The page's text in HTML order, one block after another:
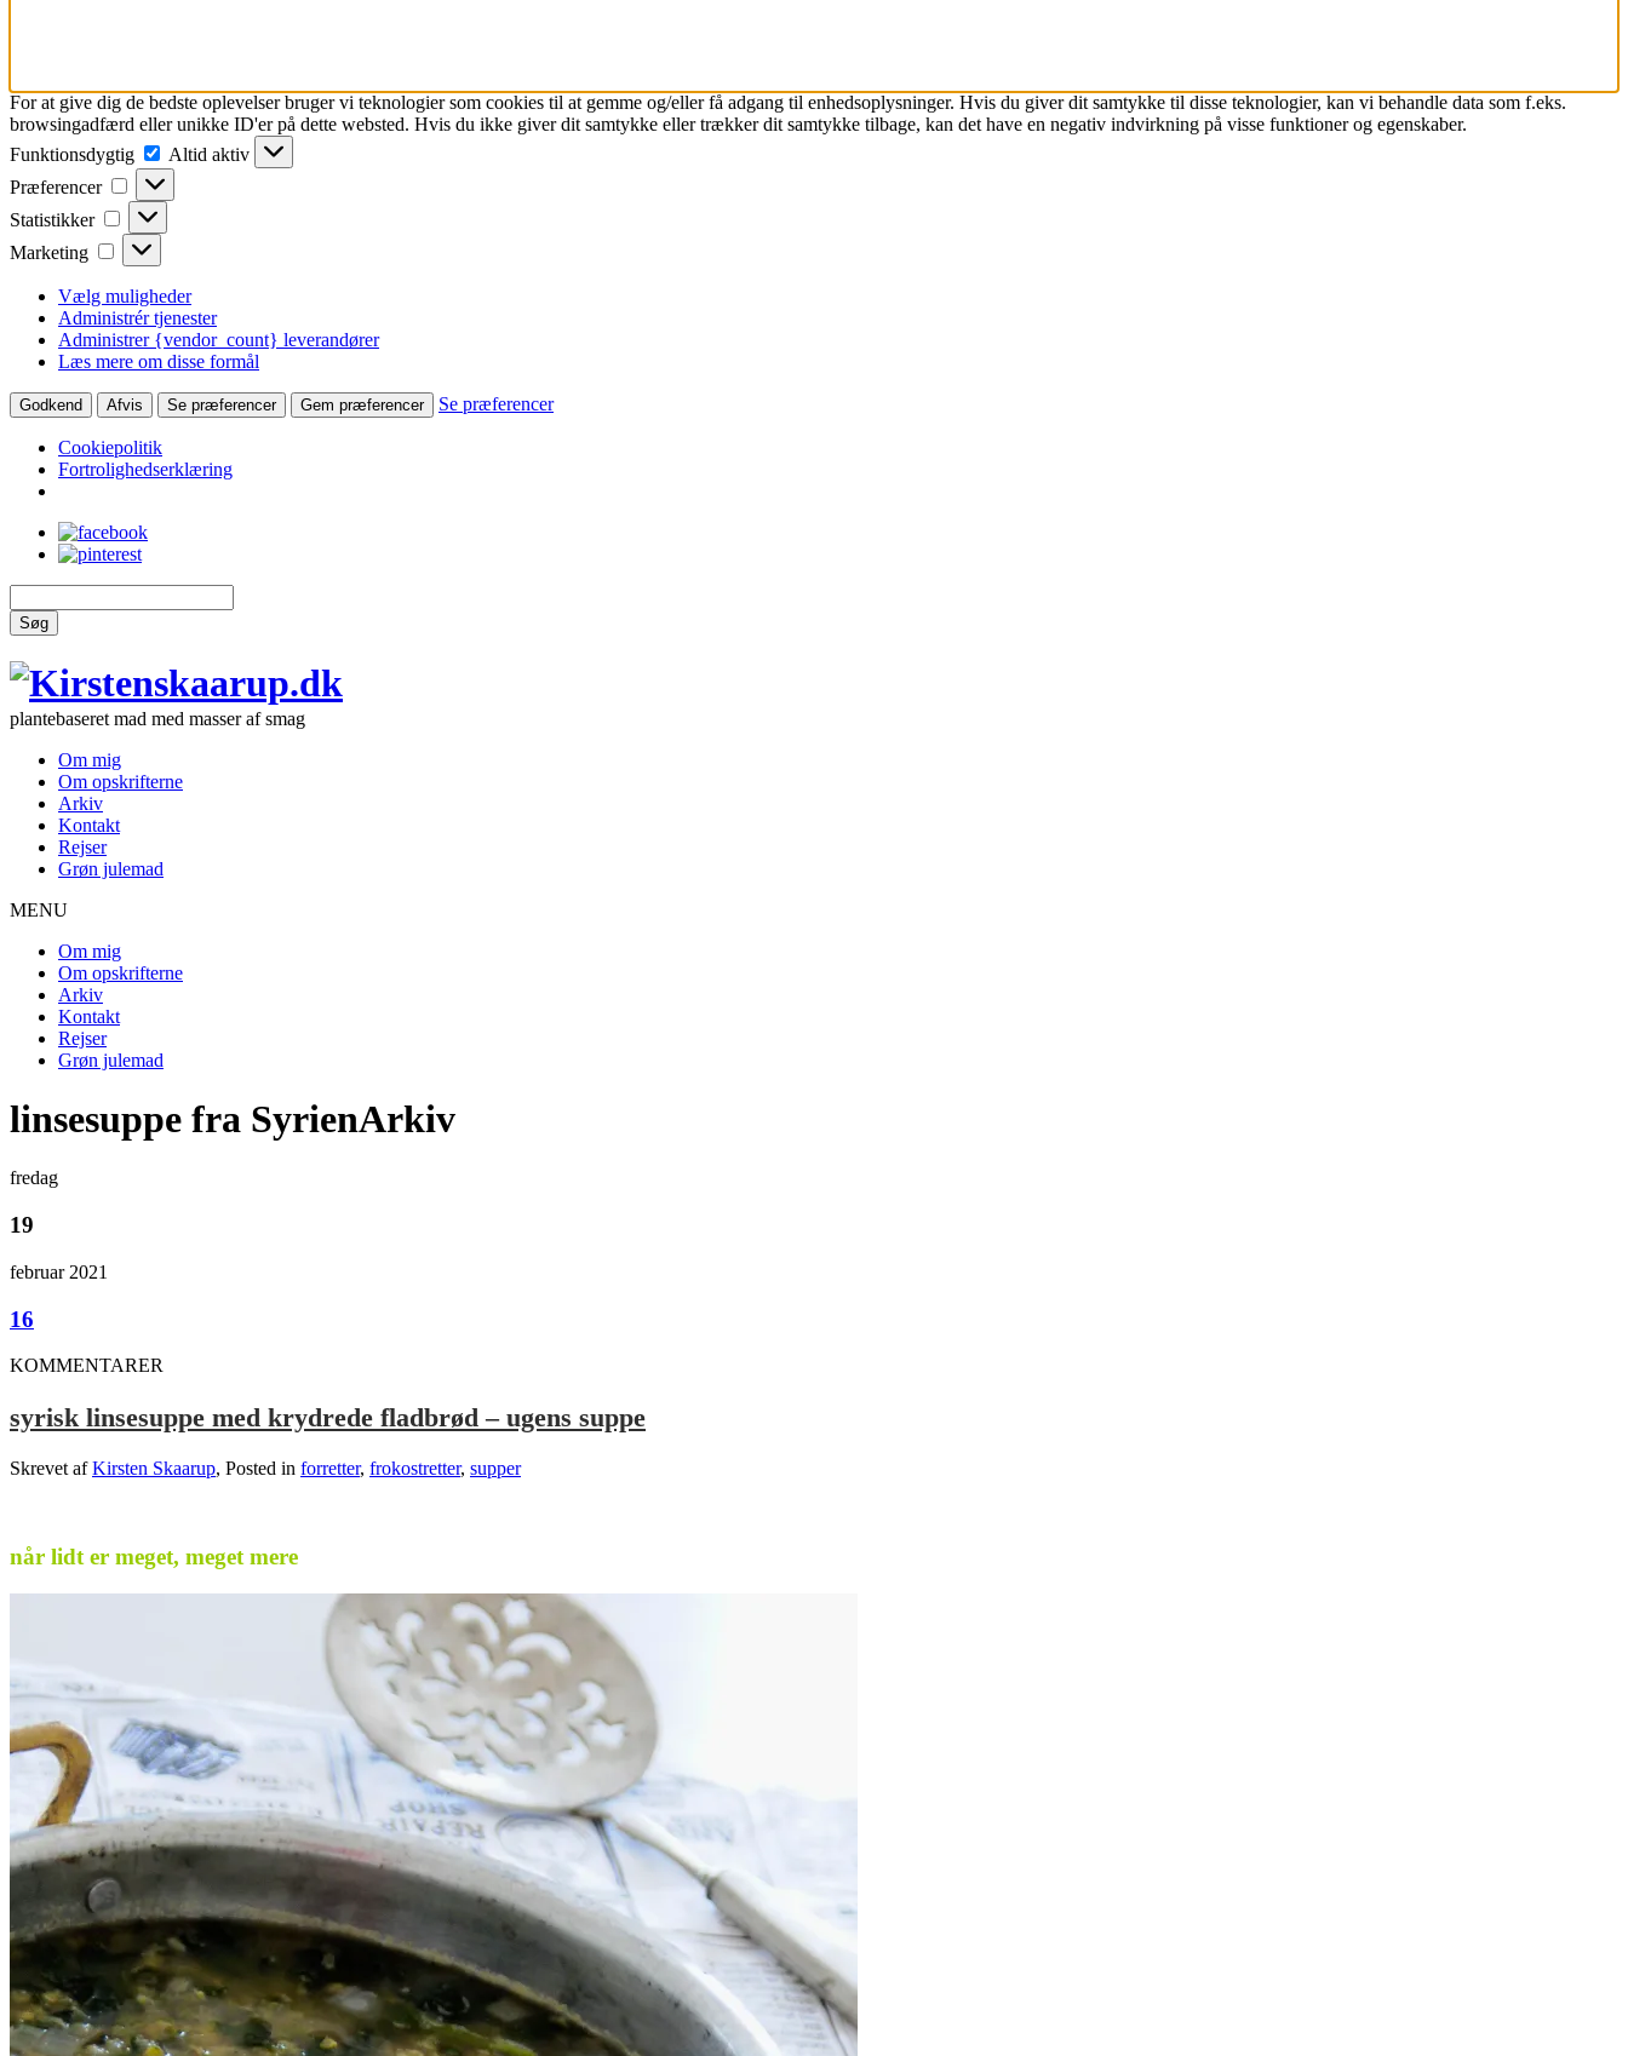
For at give dig de bedste oplevelser bruger vi teknologier som cookies til at gemme og/eller få adgang til enhedsoplysninger. Hvis du giver dit samtykke til disse teknologier, kan vi behandle data som f.eks.
browsingadfærd eller unikke ID'er på dette websted. Hvis du ikke giver dit samtykke eller trækker dit samtykke tilbage, kan det have en negativ indvirkning på visse funktioner og egenskaber.
Funktionsdygtig
Funktionsdygtig
Altid aktiv
Præferencer
Præferencer
Statistikker Statistikker
Marketing Marketing
Vælg muligheder
Administrér tjenester
Administrer {vendor_count} leverandører
Læs mere om disse formål
Godkend Afvis Se præferencer Gem præferencer Se præferencer
Cookiepolitik
Fortrolighedserklæring
Søg
plantebaseret mad med masser af smag
Om mig
Om opskrifterne
Arkiv
Kontakt
Rejser
Grøn julemad
MENU
Om mig
Om opskrifterne
Arkiv
Kontakt
Rejser
Grøn julemad
linsesuppe fra SyrienArkiv
fredag
19
februar 2021
16
KOMMENTARER
syrisk linsesuppe med krydrede fladbrød – ugens suppe
Skrevet afKirsten Skaarup, Posted in forretter, frokostretter, supper
når lidt er meget, meget mere